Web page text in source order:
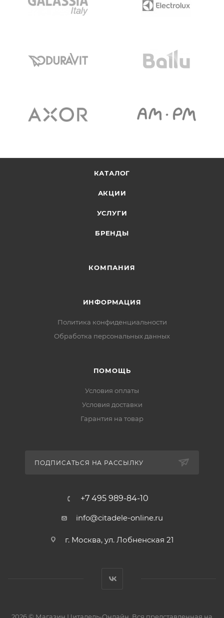
КАТАЛОГ
АКЦИИ
УСЛУГИ
БРЕНДЫ
КОМПАНИЯ
ИНФОРМАЦИЯ
Политика конфиденциальности
Обработка персональных данных
ПОМОЩЬ
Условия оплаты
Условия доставки
Гарантия на товар
ПОДПИСАТЬСЯ НА РАССЫЛКУ
+7 495 989-84-10
info@citadele-online.ru
г. Москва, ул. Лобненская 21